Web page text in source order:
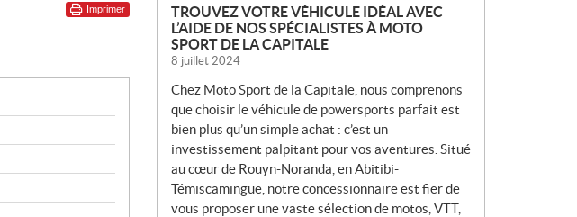
Imprimer
N
O
U
V
E
L
L
E
S
TROUVEZ VOTRE VÉHICULE IDÉAL AVEC
L’AIDE DE NOS SPÉCIALISTES À MOTO
SPORT DE LA CAPITALE
8 juillet 2024
Chez Moto Sport de la Capitale, nous comprenons
que choisir le véhicule de powersports parfait est
bien plus qu’un simple achat : c’est un
investissement palpitant pour vos aventures. Situé
au cœur de Rouyn-Noranda, en Abitibi-
Témiscamingue, notre concessionnaire est fier de
vous proposer une vaste sélection de motos, VTT,